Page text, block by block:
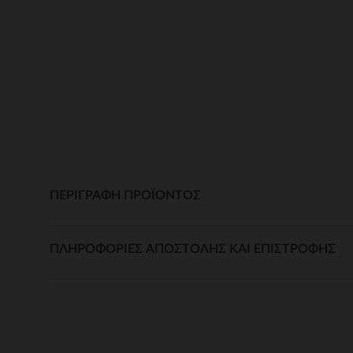
ΠΕΡΙΓΡΑΦΉ ΠΡΟΪΌΝΤΟΣ
ΠΛΗΡΟΦΟΡΊΕΣ ΑΠΟΣΤΟΛΉΣ ΚΑΙ ΕΠΙΣΤΡΟΦΉΣ